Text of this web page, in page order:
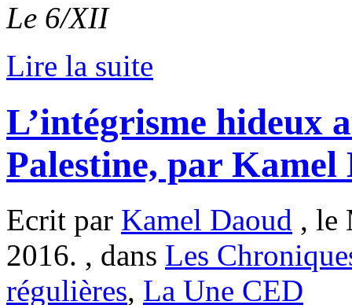
Le 6/XII
Lire la suite
L’intégrisme hideux
Palestine, par Kamel
Ecrit par Kamel Daoud , le
2016. , dans Les
régulières, La Une CED